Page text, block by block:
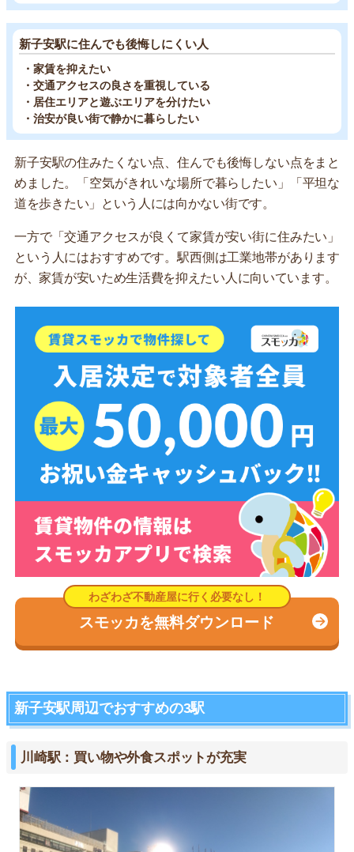
新子安駅に住んでも後悔しにくい人
・家賃を抑えたい
・交通アクセスの良さを重視している
・居住エリアと遊ぶエリアを分けたい
・治安が良い街で静かに暮らしたい
新子安駅の住みたくない点、住んでも後悔しない点をまと
めました。「空気がきれいな場所で暮らしたい」「平坦な
道を歩きたい」という人には向かない街です。
一方で「交通アクセスが良くて家賃が安い街に住みたい」
という人にはおすすめです。駅西側は工業地帯があります
が、家賃が安いため生活費を抑えたい人に向いています。
スモッカを無料ダウンロード
新子安駅周辺でおすすめの3駅
川崎駅：買い物や外食スポットが充実